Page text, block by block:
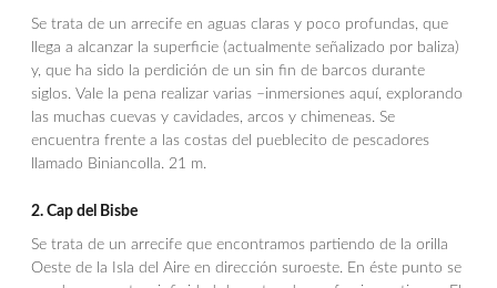
Se trata de un arrecife en aguas claras y poco profundas, que
llega a alcanzar la superficie (actualmente señalizado por baliza)
y, que ha sido la perdición de un sin fin de barcos durante
siglos. Vale la pena realizar varias –inmersiones aquí, explorando
las muchas cuevas y cavidades, arcos y chimeneas. Se
encuentra frente a las costas del pueblecito de pescadores
llamado Biniancolla. 21 m.
2. Cap del Bisbe
Se trata de un arrecife que encontramos partiendo de la orilla
Oeste de la Isla del Aire en dirección suroeste. En éste punto se